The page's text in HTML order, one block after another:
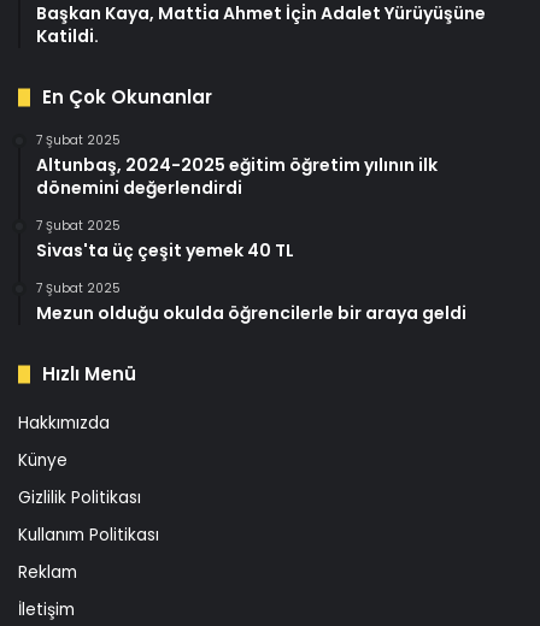
Başkan Kaya, Matti̇a Ahmet İçi̇n Adalet Yürüyüşüne
Katildi.
En Çok Okunanlar
7 Şubat 2025
Altunbaş, 2024-2025 eğitim öğretim yılının ilk
dönemini değerlendirdi
7 Şubat 2025
Sivas'ta üç çeşit yemek 40 TL
7 Şubat 2025
Mezun olduğu okulda öğrencilerle bir araya geldi
Hızlı Menü
Hakkımızda
Künye
Gizlilik Politikası
Kullanım Politikası
Reklam
İletişim